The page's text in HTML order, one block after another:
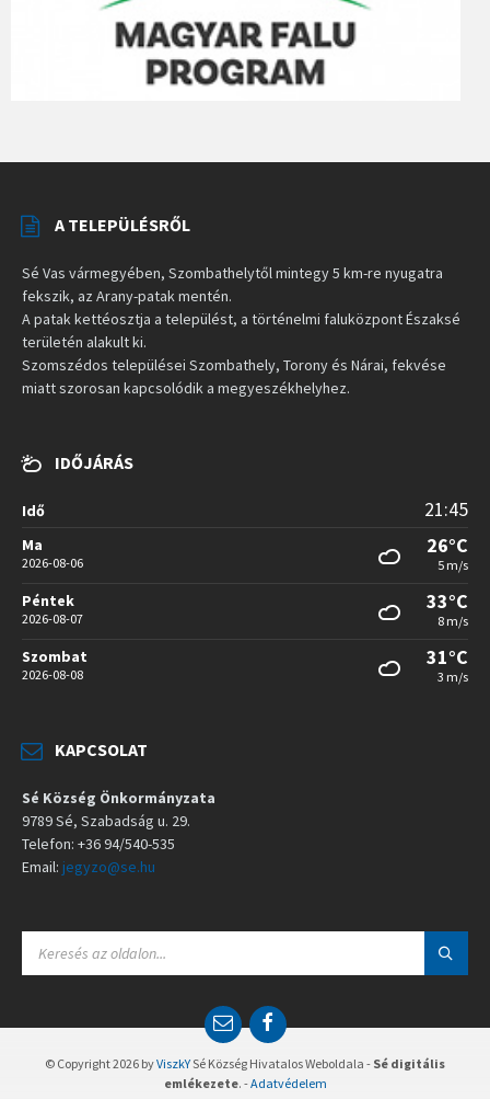
A TELEPÜLÉSRŐL
Sé Vas vármegyében, Szombathelytől mintegy 5 km-re nyugatra
fekszik, az Arany-patak mentén.
A patak kettéosztja a települést, a történelmi faluközpont Északsé
területén alakult ki.
Szomszédos települései Szombathely, Torony és Nárai, fekvése
miatt szorosan kapcsolódik a megyeszékhelyhez.
IDŐJÁRÁS
Idő 21:45
Ma
2026-08-06
26°C
5 m/s
Péntek
2026-08-07
33°C
8 m/s
Szombat
2026-08-08
31°C
3 m/s
KAPCSOLAT
Sé Község Önkormányzata
9789 Sé, Szabadság u. 29.
Telefon: +36 94/540-535
Email: jegyzo@se.hu
A
E
m
a
i
l
F
a
c
e
b
© Copyright 2026 byViszkYSé Község Hivatalos Weboldala - Sé digitális
emlékezete. -Adatvédelem